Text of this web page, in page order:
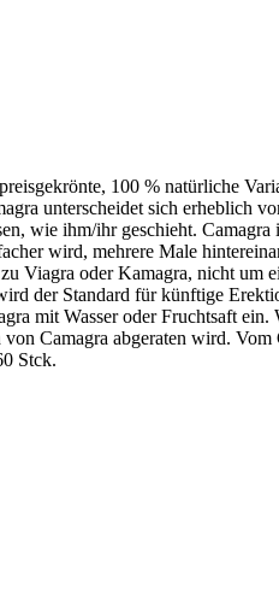
100 % natürliche
unterscheidet sich erheblich
wie ihm/ihr geschieht.
wird, mehrere Male
Viagra oder Kamagra, nicht
der Standard für künftige
mit Wasser oder Fruchtsaft
Camagra abgeraten wird.
Stck.